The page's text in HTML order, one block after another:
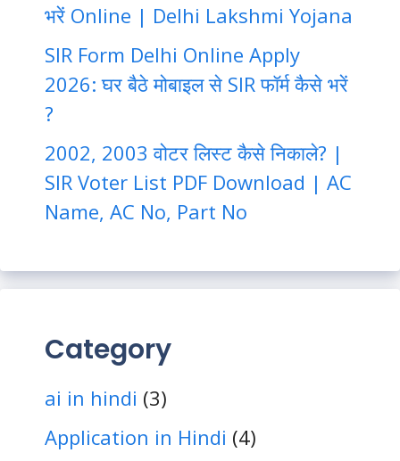
भरें Online | Delhi Lakshmi Yojana
SIR Form Delhi Online Apply
2026: घर बैठे मोबाइल से SIR फॉर्म कैसे भरें
?
2002, 2003 वोटर लिस्ट कैसे निकाले? |
SIR Voter List PDF Download | AC
Name, AC No, Part No
Category
ai in hindi (3)
Application in Hindi (4)